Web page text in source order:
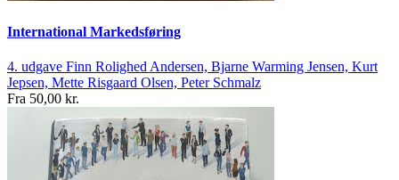
International Markedsføring
4. udgave Finn Rolighed Andersen, Bjarne Warming Jensen, Kurt
Jepsen, Mette Risgaard Olsen, Peter Schmalz
Fra 50,00 kr.